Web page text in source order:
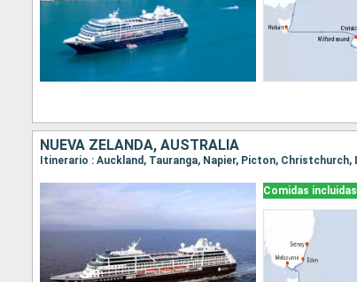
NUEVA ZELANDA, AUSTRALIA
Comidas incluidas